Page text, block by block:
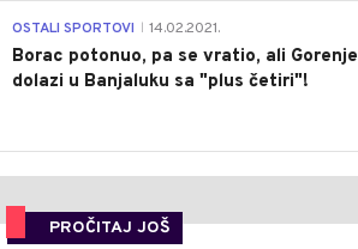
OSTALI SPORTOVI 14.02.2021.
Borac potonuo, pa se vratio, ali Gorenje
dolazi u Banjaluku sa "plus četiri"!
PROČITAJ JOŠ